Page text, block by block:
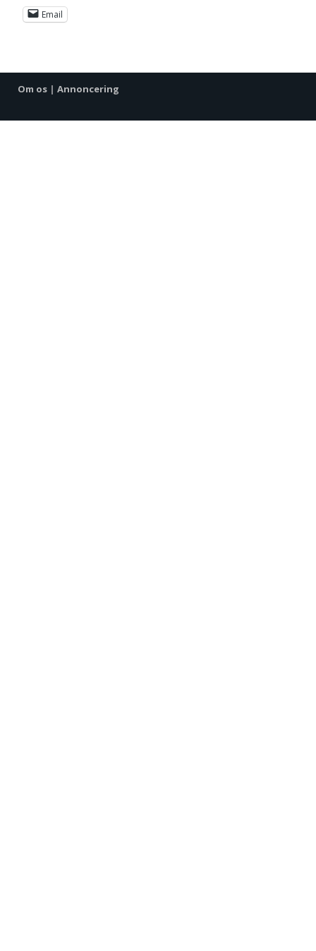
Email
Om os | Annoncering